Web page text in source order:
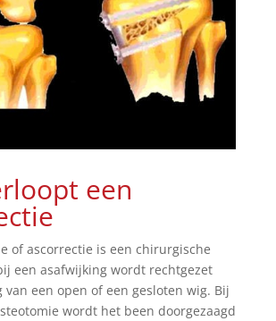
een
of ascorrectie is een chirurgische
een asafwijking wordt rechtgezet
van een open of een gesloten wig. Bij
wordt het been doorgezaagd